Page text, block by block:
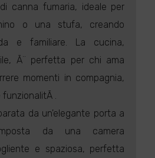
canna fumaria, ideale per
o una stufa, creando
e familiare. La cucina,
Ã¨ perfetta per chi ama
momenti in compagnia,
.
da un'elegante porta a
da una camera
e spaziosa, perfetta